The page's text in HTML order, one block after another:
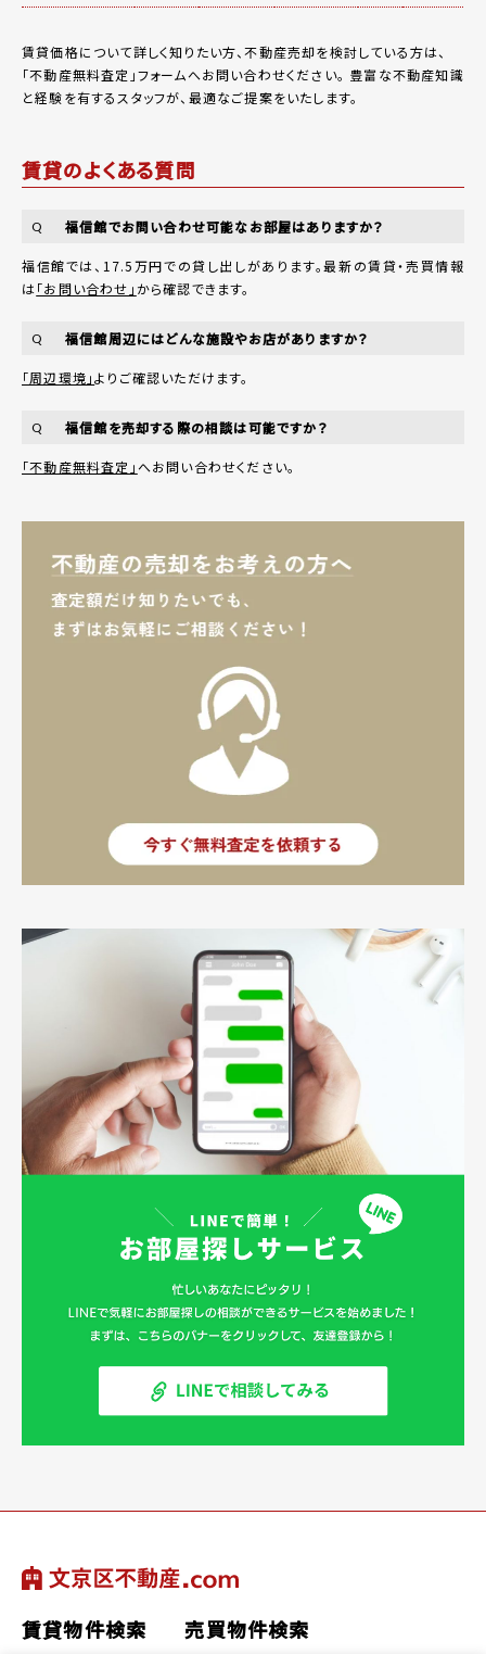
賃貸価格について詳しく知りたい方、不動産売却を検討している方は、
「不動産無料査定 」フォームへお問い合わせください。 豊富な不動産知識
と経験を有するスタッフが、最適なご提案をいたします。
賃貸のよくある質問
Q 福信館でお問い合わせ可能なお部屋はありますか？
福信館では、17.5万円での貸し出しがあります。最新の賃貸・売買情報
は「お問い合わせ」 から確認できます。
Q 福信館周辺にはどんな施設やお店がありますか？
「周辺環境」よりご確認いただけます。
Q 福信館を売却する際の相談は可能ですか？
「不動産無料査定」へお問い合わせください。
賃貸物件検索
売買物件検索